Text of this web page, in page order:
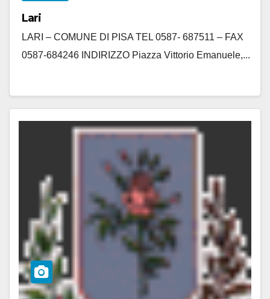
Lari
LARI – COMUNE DI PISA TEL 0587- 687511 – FAX
0587-684246 INDIRIZZO Piazza Vittorio Emanuele,...